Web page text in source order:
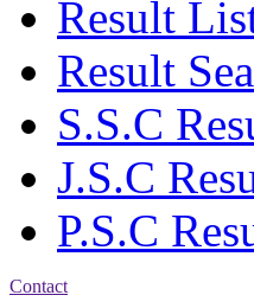
Result
Result
S.S.C
J.S.C
P.S.C
Contact